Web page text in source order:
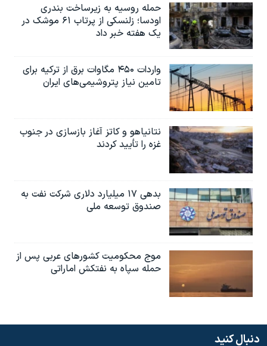
حمله روسیه به زیرساخت بندری
اودسا؛ زلنسکی از پرتاب ۶۱ موشک در
یک هفته خبر داد
واردات ۴۵۰ مگاوات برق از ترکیه برای
تامین نیاز پتروشیمی‌های ایران
نتانیاهو و کاتز آغاز بازسازی در جنوب
غزه را تأیید کردند
بدهی ۱۷ میلیارد دلاری شرکت نفت به
صندوق توسعه ملی
موج محکومیت کشورهای عربی پس از
حمله سپاه به نفتکش اماراتی
دنبال کنید